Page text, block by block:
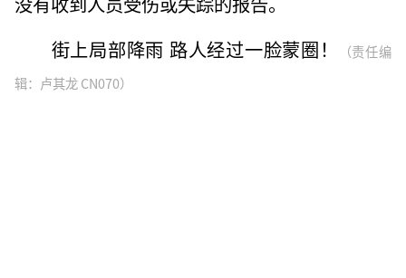
街上局部降雨 路人经过一脸蒙圈！
（责任编
辑：卢其龙 CN070）